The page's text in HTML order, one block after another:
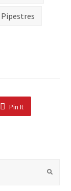
Pipestres
Pin It
Submit